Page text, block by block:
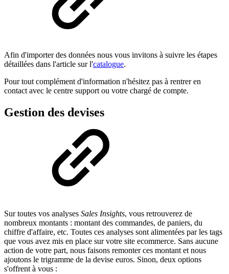
Afin d'importer des données nous vous invitons à suivre les étapes
détaillées dans l'article sur l'catalogue.
Pour tout complément d'information n'hésitez pas à rentrer en
contact avec le centre support ou votre chargé de compte.
Gestion des devises
Sur toutes vos analyses Sales Insights, vous retrouverez de
nombreux montants : montant des commandes, de paniers, du
chiffre d'affaire, etc. Toutes ces analyses sont alimentées par les tags
que vous avez mis en place sur votre site ecommerce. Sans aucune
action de votre part, nous faisons remonter ces montant et nous
ajoutons le trigramme de la devise euros. Sinon, deux options
s'offrent à vous :